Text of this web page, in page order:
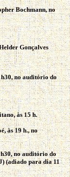
Bochmann, no
Gonçalves
no auditório do
às 15 h.
às 19 h., no
no auditório do
(adiado para dia 11